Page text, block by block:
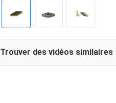
Trouver des vidéos similaires